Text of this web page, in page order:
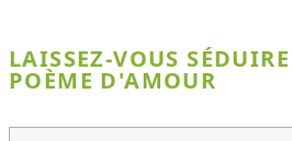
LAISSEZ-VOUS
POÈME D'AMOUR